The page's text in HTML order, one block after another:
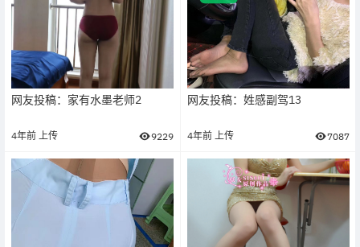
网友投稿：家有水墨老师2
4年前 上传 9229
网友投稿：姓感副驾13
4年前 上传 7087